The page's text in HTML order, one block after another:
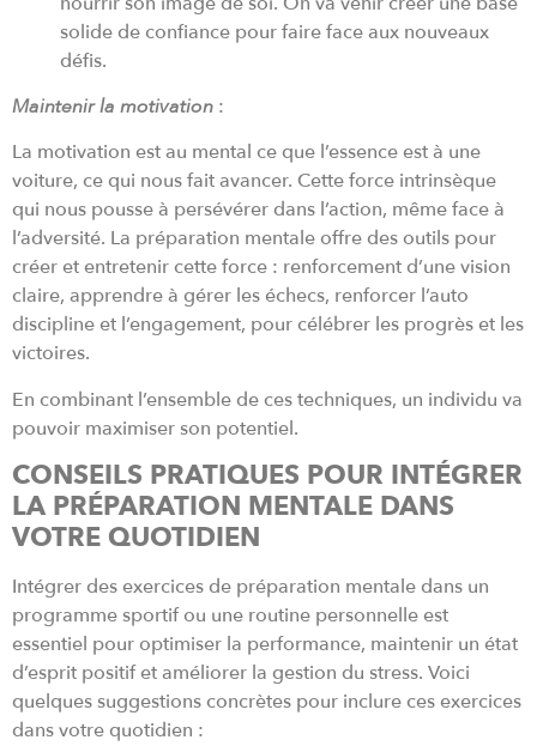
solide de confiance pour faire face aux nouveaux
défis.
Maintenir la motivation :
La motivation est au mental ce que l’essence est à une
voiture, ce qui nous fait avancer. Cette force intrinsèque
qui nous pousse à persévérer dans l’action, même face à
l’adversité. La préparation mentale offre des outils pour
créer et entretenir cette force : renforcement d’une vision
claire, apprendre à gérer les échecs, renforcer l’auto
discipline et l’engagement, pour célébrer les progrès et les
victoires.
En combinant l’ensemble de ces techniques, un individu va
pouvoir maximiser son potentiel.
CONSEILS PRATIQUES POUR INTÉGRER
LA PRÉPARATION MENTALE DANS
VOTRE QUOTIDIEN
Intégrer des exercices de préparation mentale dans un
programme sportif ou une routine personnelle est
essentiel pour optimiser la performance, maintenir un état
d’esprit positif et améliorer la gestion du stress. Voici
quelques suggestions concrètes pour inclure ces exercices
dans votre quotidien :